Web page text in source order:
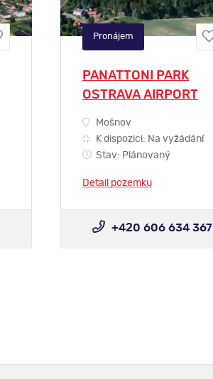
PANATTONI PARK
OSTRAVA AIRPORT
Mošnov
K dispozici: Na vyžádání
Stav: Plánovaný
Detail pozemku
Pronájem
+420 606 634 367